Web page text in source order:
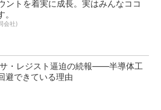
ントを着実に成長。実はみんなココ
会社)
・レジスト逼迫の続報――半導体工
避できている理由